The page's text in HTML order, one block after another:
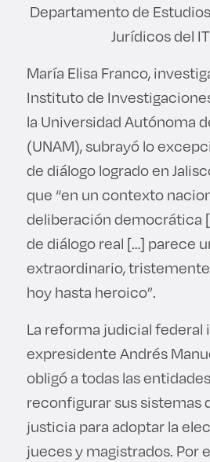
Departamento de
Jurídicos del
María Elisa Franco,
Instituto de
la Universidad Autónoma
(UNAM), subrayó lo
de diálogo logrado en
que “en un contexto
deliberación democrática
de diálogo real […] parece
extraordinario,
hoy hasta heroico”.
La reforma judicial federal
expresidente Andrés
obligó a todas las
reconfigurar sus sistemas
justicia para adoptar la
jueces y magistrados. Por